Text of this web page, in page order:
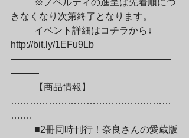
きなくなり次第終了となります。
http://bit.ly/1EFu9Lb
—————————————————
———
……………………………………………
…….